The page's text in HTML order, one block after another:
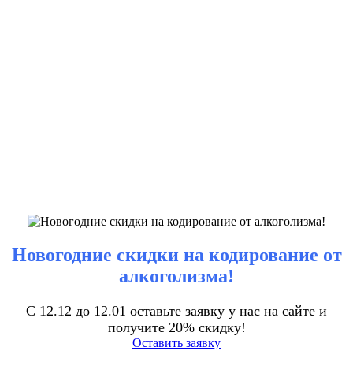
Новогодние скидки на кодирование от
алкоголизма!
С 12.12 до 12.01 оставьте заявку у нас на сайте и
получите 20% скидку!
Оставить заявку